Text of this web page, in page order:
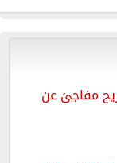
مفاجئ عن